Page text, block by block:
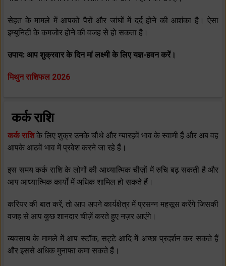
सेहत के मामले में आपको पैरों और जांघों में दर्द होने की आशंका है। ऐसा
इम्‍यूनिटी के कमजोर होने की वजह से हो सकता है।
उपाय: आप शुक्रवार के दिन मां लक्ष्‍मी के लिए यज्ञ-हवन करें।
मिथुन राशिफल 2026
कर्क राशि
कर्क राशिके लिए शुक्र उनके चौथे और ग्‍यारहवें भाव के स्‍वामी हैं और अब वह
आपके आठवें भाव में प्रवेश करने जा रहे हैं।
इस समय कर्क राशि के लोगों की आध्‍यात्मिक चीज़ों में रुचि बढ़ सकती है और
आप आध्‍यात्मिक कार्यों में अधिक शामिल हो सकते हैं।
करियर की बात करें, तो आप अपने कार्यक्षेत्र में प्रसन्‍न महसूस करेंगे जिसकी
वजह से आप कुछ शानदार चीज़ें करते हुए नज़र आएंगे।
व्‍यवसाय के मामले में आप स्‍टॉक, सट्टे आदि में अच्‍छा प्रदर्शन कर सकते हैं
और इससे अधिक मुनाफा कमा सकते हैं।